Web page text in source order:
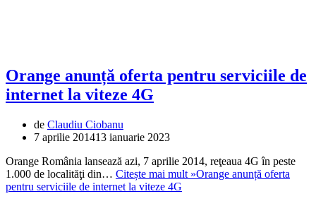
Orange anunță oferta pentru serviciile de
internet la viteze 4G
de Claudiu Ciobanu
7 aprilie 201413 ianuarie 2023
Orange România lansează azi, 7 aprilie 2014, reţeaua 4G în peste
1.000 de localităţi din… Citește mai mult »Orange anunță oferta
pentru serviciile de internet la viteze 4G